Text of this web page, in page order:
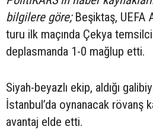
bilgilere göre;Beşiktaş, UEFA
turu ilk maçında Çekya
deplasmanda 1-0 mağlup etti.
Siyah-beyazlı ekip, aldığı
İstanbul’da oynanacak rövanş
avantaj elde etti.